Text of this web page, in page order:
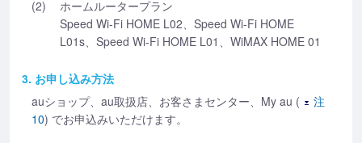
(2)
ホームルータープラン
Speed Wi-Fi HOME L02、Speed Wi-Fi HOME
L01s、Speed Wi-Fi HOME L01、WiMAX HOME 01
3. お申し込み方法
auショップ、au取扱店、お客さまセンター、My au (
注
10) でお申込みいただけます。